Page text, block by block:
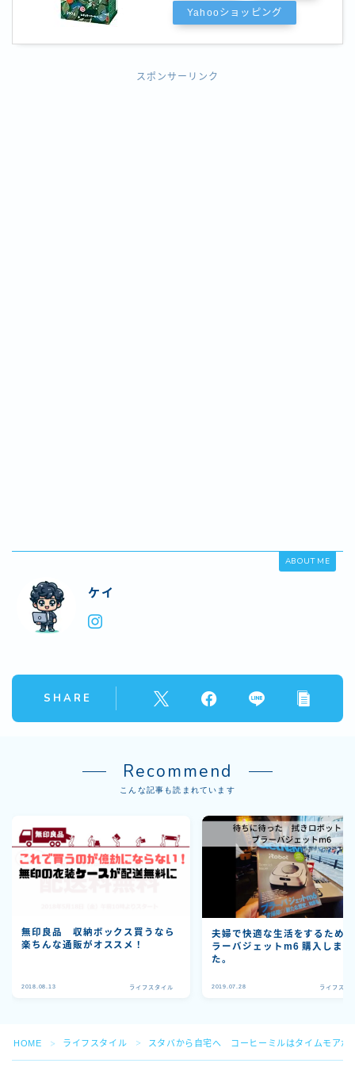
Follow Me
Yahooショッピング
スポンサーリンク
ABOUT ME
ケイ
SHARE
Recommend
こんな記事も読まれています
無印良品 収納ボックス買うなら
楽ちんな通販がオススメ！
2018.08.13 ライフスタイル
夫婦で快適な生活をするため
ラーバジェットm6 購入しまし
た。
2019.07.28 ライフスタ
HOME ＞ ライフスタイル ＞ スタバから自宅へ コーヒーミルはタイムモアが